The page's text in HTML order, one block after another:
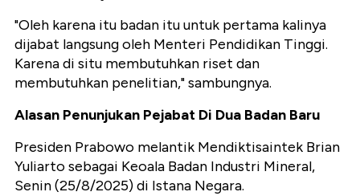
"Oleh karena itu badan itu untuk pertama kalinya
dijabat langsung oleh Menteri Pendidikan Tinggi.
Karena di situ membutuhkan riset dan
membutuhkan penelitian," sambungnya.
Alasan Penunjukan Pejabat Di Dua Badan Baru
Presiden Prabowo melantik Mendiktisaintek Brian
Yuliarto sebagai Keoala Badan Industri Mineral,
Senin (25/8/2025) di Istana Negara.